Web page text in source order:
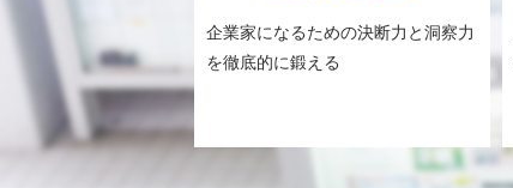
企業家になるための決断力と洞察力
を徹底的に鍛える